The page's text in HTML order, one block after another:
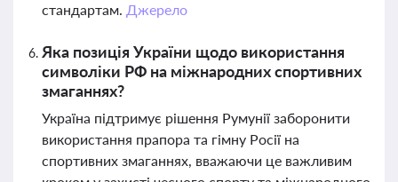
стандартам. Джерело
Яка позиція України щодо використання
символіки РФ на міжнародних спортивних
змаганнях?
Україна підтримує рішення Румунії заборонити
використання прапора та гімну Росії на
спортивних змаганнях, вважаючи це важливим